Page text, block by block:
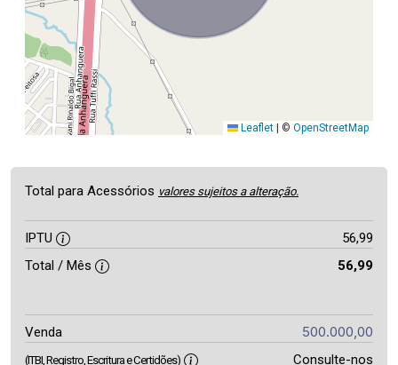
Leaflet © OpenStreetMap
Total para Acessórios valores sujeitos a alteração.
IPTU
56,99
Total / Mês
56,99
Venda 500.000,00
(ITBI, Registro, Escritura e Certidões) Consulte-nos